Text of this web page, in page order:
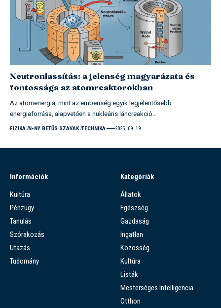
Neutronlassítás: a jelenség magyarázata és
fontossága az atomreaktorokban
Az atomenergia, mint az emberiség egyik legjelentősebb
energiaforrása, alapvetően a nukleáris láncreakció…
FIZIKA N-NY BETŰS SZAVAK TECHNIKA 2025. 09. 19.
Információk
Kultúra
Pénzügy
Tanulás
Szórakozás
Utazás
Tudomány
Kategóriák
Állatok
Egészség
Gazdaság
Ingatlan
Közösség
Kultúra
Listák
Mesterséges Intelligencia
Otthon